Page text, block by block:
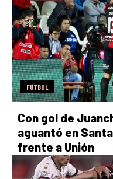
FÚTBOL
Con gol de
aguantó en
frente a Unión